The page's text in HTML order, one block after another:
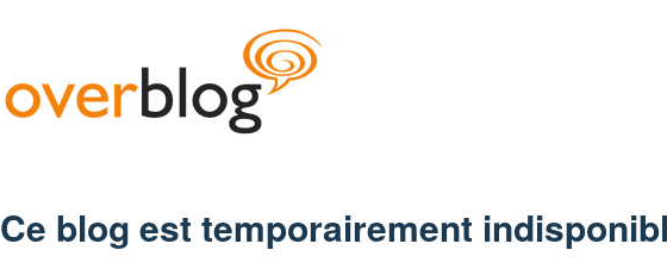
Ce blog est temporairement